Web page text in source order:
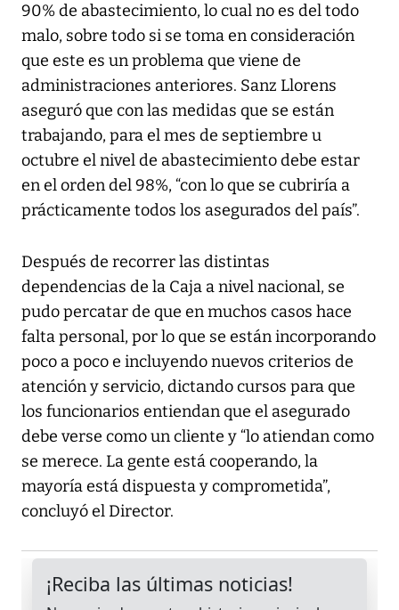
90% de abastecimiento, lo cual no es del todo
malo, sobre todo si se toma en consideración
que este es un problema que viene de
administraciones anteriores. Sanz Llorens
aseguró que con las medidas que se están
trabajando, para el mes de septiembre u
octubre el nivel de abastecimiento debe estar
en el orden del 98%, “con lo que se cubriría a
prácticamente todos los asegurados del país”.
Después de recorrer las distintas
dependencias de la Caja a nivel nacional, se
pudo percatar de que en muchos casos hace
falta personal, por lo que se están incorporando
poco a poco e incluyendo nuevos criterios de
atención y servicio, dictando cursos para que
los funcionarios entiendan que el asegurado
debe verse como un cliente y “lo atiendan como
se merece. La gente está cooperando, la
mayoría está dispuesta y comprometida”,
concluyó el Director.